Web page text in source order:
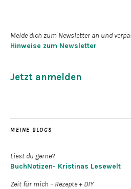
Melde dich zum Newsletter an und
Hinweise zum Newsletter
Jetzt anmelden
MEINE BLOGS
Liest du gerne?
BuchNotizen- Kristinas Lesewelt
Zeit für mich – Rezepte + DIY